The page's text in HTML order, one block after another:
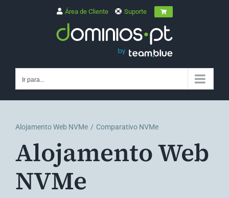
Área de Cliente Suporte
Ir para...
Alojamento Web NVMe Comparativo NVMe
Alojamento Web
NVMe